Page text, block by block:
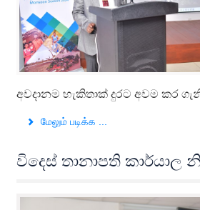
අවදානම හැකිතාක් දුරට අවම කර
மேலும் படிக்க ...
විදෙස් තානාපති